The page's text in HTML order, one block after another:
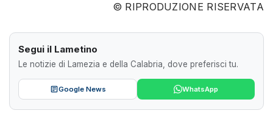
© RIPRODUZIONE RISERVATA
Segui il Lametino
Le notizie di Lamezia e della Calabria, dove preferisci tu.
Google News WhatsApp